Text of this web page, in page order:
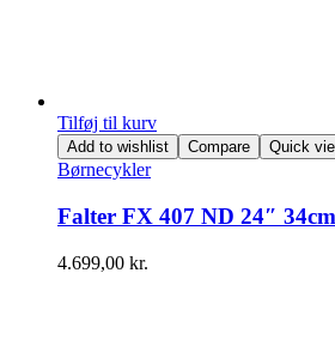
Tilføj til kurv
Add to wishlist Compare Quick
Børnecykler
Falter FX 407 ND 24″
4.699,00 kr.